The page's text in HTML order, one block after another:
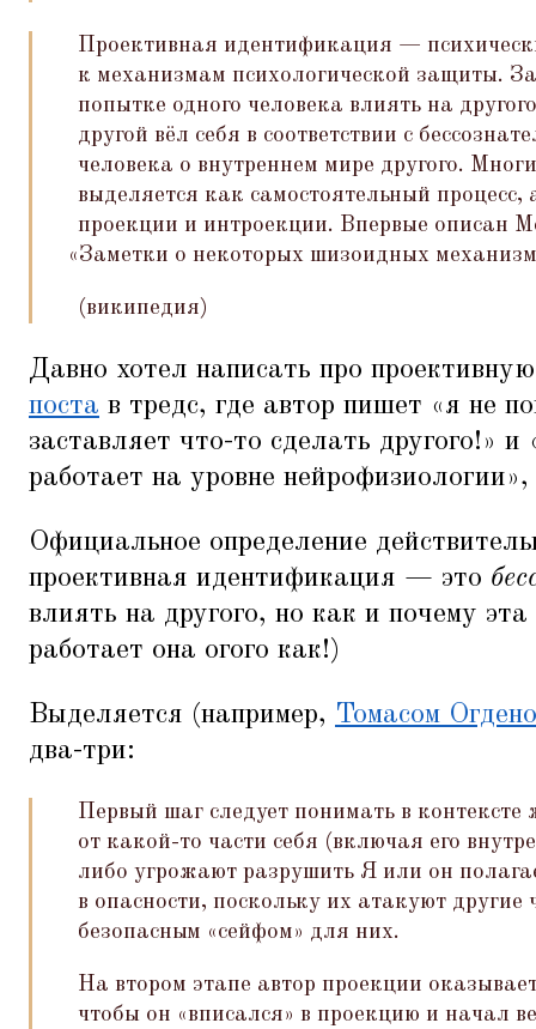
Проективная идентификация —
к механизмам психологической защиты.
попытке одного человека влиять на
другой вёл себя в соответствии с
человека о внутреннем мире другого.
выделяется как самостоятельный процесс,
проекции и интроекции. Впервые описан
«Заметки о некоторых шизоидных
(википедия)
Давно хотел написать про
поста в тредс, где автор пишет «я не
заставляет что-то сделать другого!» и
работает на уровне
Официальное определение
проективная идентификация — это
влиять на другого, но как и почему
работает она огого как!)
Выделяется (например, Томасом
два-три:
Первый шаг следует понимать в контексте
от какой-то части себя (включая его
либо угрожают разрушить Я или он
в опасности, поскольку их атакуют другие
безопасным «сейфом» для них.
На втором этапе автор проекции
чтобы он «вписался» в проекцию и начал